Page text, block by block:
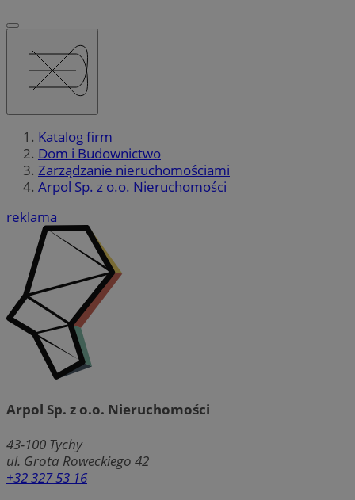
Katalog firm
Dom i Budownictwo
Zarządzanie nieruchomościami
Arpol Sp. z o.o. Nieruchomości
reklama
Arpol Sp. z o.o. Nieruchomości
43-100 Tychy
ul. Grota Roweckiego 42
+32 327 53 16